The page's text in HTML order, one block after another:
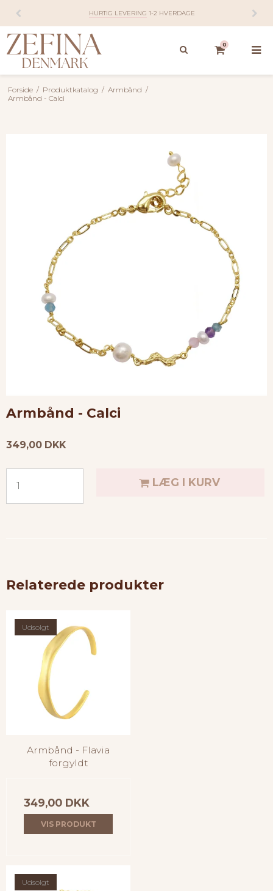
HURTIG LEVERING 1-2 HVERDAGE
0
Forside / Produktkatalog / Armbånd /
Armbånd - Calci
Armbånd - Calci
349,00 DKK
LÆG I KURV
Relaterede produkter
Udsolgt
Armbånd - Flavia
forgyldt
349,00 DKK
VIS PRODUKT
Udsolgt